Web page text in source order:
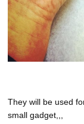
They will be used
small gadget,,,